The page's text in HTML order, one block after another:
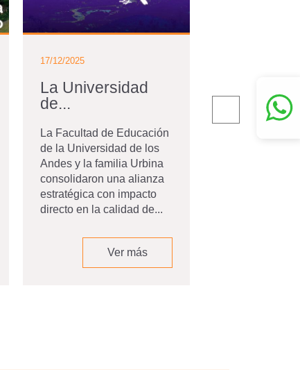
17/12/2025
La Universidad
de...
La Facultad de Educación
de la Universidad de los
Andes y la familia Urbina
consolidaron una alianza
estratégica con impacto
directo en la calidad de...
Ver más